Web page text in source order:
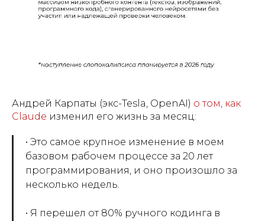
Андрей Карпаты (экс-Tesla, OpenAI) о том, как
Claude изменил его жизнь за месяц:
• Это самое крупное изменение в моем
базовом рабочем процессе за 20 лет
программирования, и оно произошло за
несколько недель.
• Я перешел от 80% ручного кодинга в